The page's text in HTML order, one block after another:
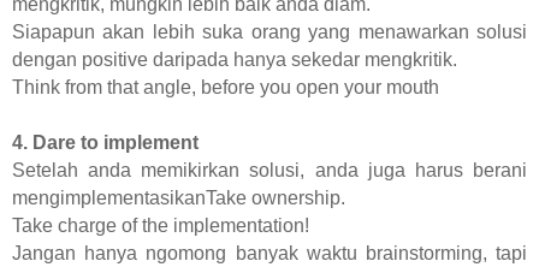
Siapapun akan lebih suka orang yang menawarkan solusi
dengan positive daripada hanya sekedar mengkritik.
Think from that angle, before you open your mouth
4. Dare to implement
Setelah anda memikirkan solusi, anda juga harus berani
mengimplementasikanTake ownership.
Take charge of the implementation!
Jangan hanya ngomong banyak waktu brainstorming, tapi